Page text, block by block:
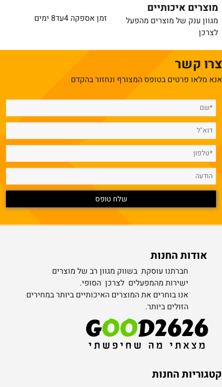
מוצרים איכותיים
מגוון ענק של מוצרים מהפעל
לצרכן
זמן אספקה 4עד8 ימים
צרו קשר
אנא מלאו פרטים בטופס המצורף ונחזור בהקדם
אודות החנות
חברתנו עוסקת בשווק מגוון רב של מוצרים
ישירות מהמפעלים לצרכן הסופי.
אנו בוחרים את המוצרים האיכותיים ביותר במחירים
הזולים ביותר.
קטגוריות החנות